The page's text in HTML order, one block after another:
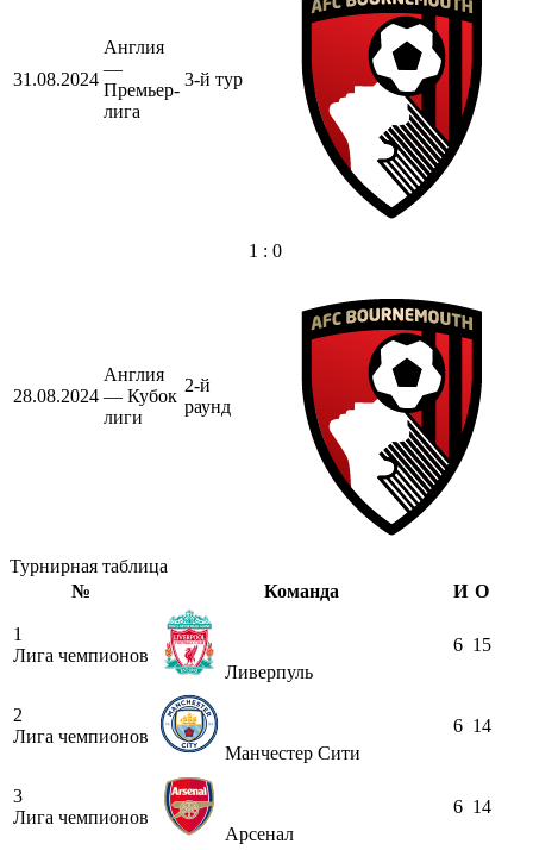
31.08.2024
Англия
—
Премьер-
лига
3-й тур
28.08.2024
Англия
— Кубок
лиги
2-й
раунд
1 : 0
Турнирная таблица
№
Команда И О
1
Лига чемпионов
Ливерпуль
6 15
2
Лига чемпионов
Манчестер Сити
6 14
3
Лига чемпионов
Арсенал
6 14